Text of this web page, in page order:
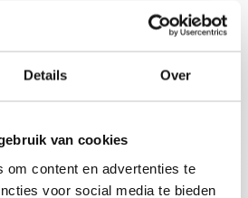
Details Over
van cookies
om content en advertenties te
voor social media te bieden